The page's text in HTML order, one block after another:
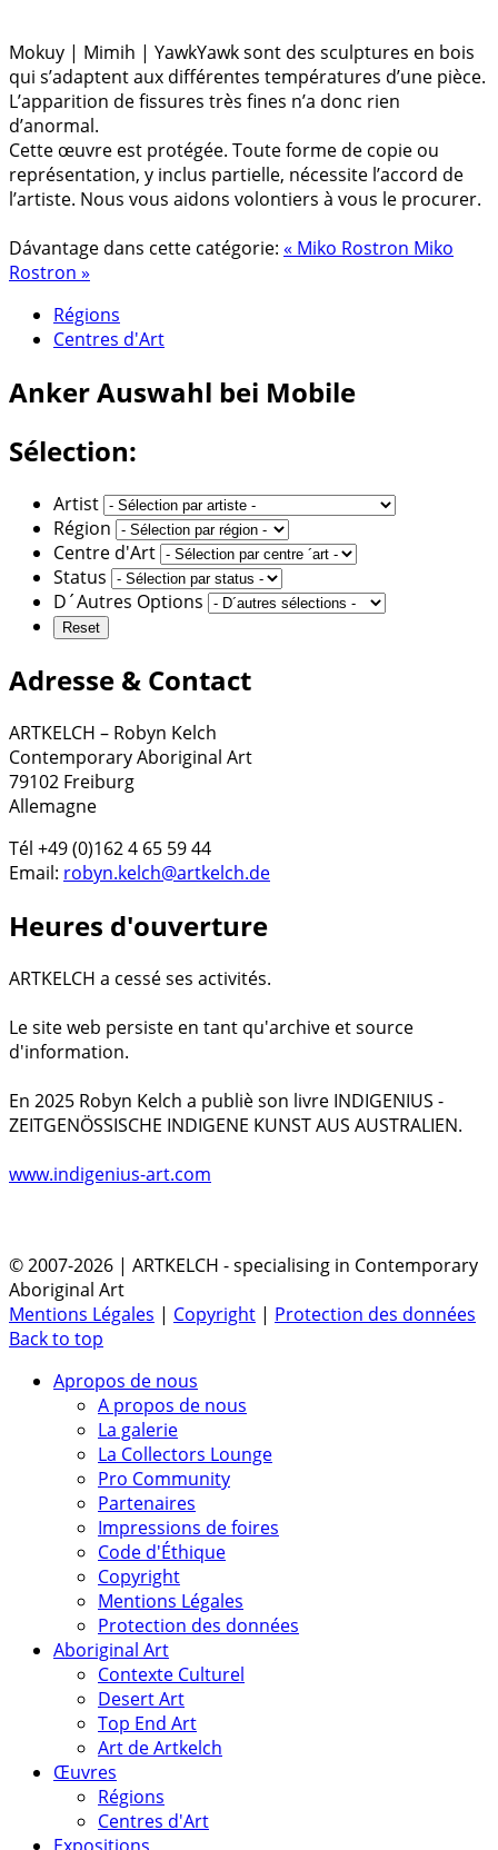
Mokuy | Mimih | YawkYawk sont des sculptures en bois
qui s’adaptent aux différentes températures d’une pièce.
L’apparition de fissures très fines n’a donc rien
d’anormal.
Cette œuvre est protégée. Toute forme de copie ou
représentation, y inclus partielle, nécessite l’accord de
l’artiste. Nous vous aidons volontiers à vous le procurer.
Dávantage dans cette catégorie: « Miko Rostron Miko
Rostron »
Régions
Centres d'Art
AnkerAuswahl bei Mobile
Sélection:
Artist
Région
Centre d'Art
Status
D´Autres Options
Adresse & Contact
ARTKELCH – Robyn Kelch
Contemporary Aboriginal Art
79102 Freiburg
Allemagne
Tél +49 (0)162 4 65 59 44
Email: robyn.kelch@artkelch.de
Heures d'ouverture
ARTKELCH a cessé ses activités.
Le site web persiste en tant qu'archive et source
d'information.
En 2025 Robyn Kelch a publiè son livre INDIGENIUS -
ZEITGENÖSSISCHE INDIGENE KUNST AUS AUSTRALIEN.
www.indigenius-art.com
© 2007-2026 | ARTKELCH - specialising in Contemporary
Aboriginal Art
Mentions Légales | Copyright | Protection des données
Back to top
Apropos de nous
A propos de nous
La galerie
La Collectors Lounge
Pro Community
Partenaires
Impressions de foires
Code d'Éthique
Copyright
Mentions Légales
Protection des données
Aboriginal Art
Contexte Culturel
Desert Art
Top End Art
Art de Artkelch
Œuvres
Régions
Centres d'Art
Expositions